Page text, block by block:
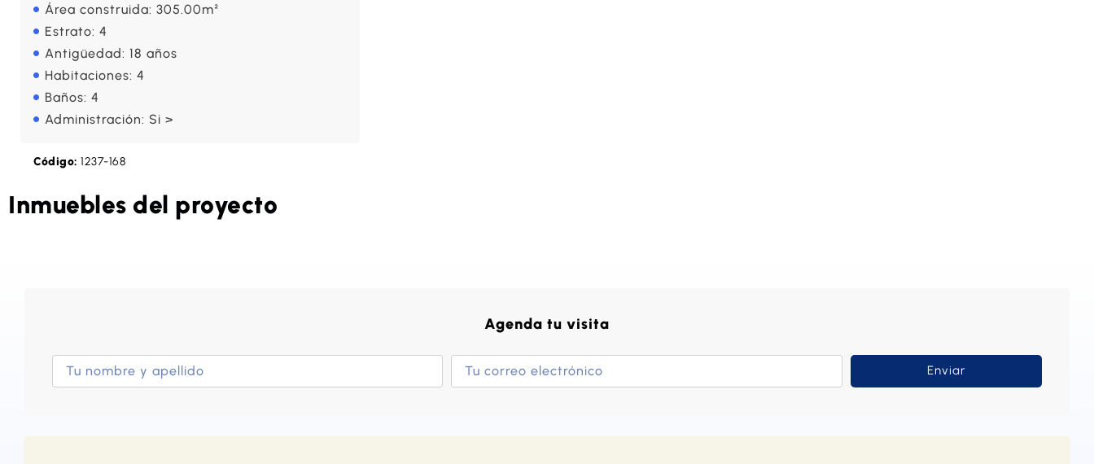
Área construida: 305.00m²
Estrato: 4
Antigüedad: 18 años
Habitaciones: 4
Baños: 4
Administración: Si >
Código: 1237-168
Inmuebles del proyecto
Agenda tu visita
Enviar